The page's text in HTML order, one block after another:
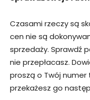
Czasami rzeczy są
cen nie są
sprzedaży. Sprawdź
nie przepłacasz.
proszą o Twój numer
przekażesz go